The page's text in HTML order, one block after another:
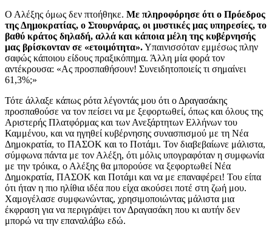
Ο Αλέξης όμως δεν πτοήθηκε. Με πληροφόρησε ότι ο Πρόεδρος
της Δημοκρατίας, ο Στουρνάρας, οι μυστικές μας υπηρεσίες, το
βαθύ κράτος δηλαδή, αλλά και κάποια μέλη της κυβέρνησής
μας βρίσκονταν σε «ετοιμότητα».Υπαινισσόταν εμμέσως πλην
σαφώς κάποιου είδους πραξικόπημα. Άλλη μία φορά τον
αντέκρουσα: «Ας προσπαθήσουν! Συνειδητοποιείς τι σημαίνει
61,3%;»
Τότε άλλαξε κάπως ρότα λέγοντάς μου ότι ο Δραγασάκης
προσπαθούσε να τον πείσει να με ξεφορτωθεί, όπως και όλους της
Αριστερής Πλατφόρμας και των Ανεξάρτητων Ελλήνων του
Καμμένου, και να ηγηθεί κυβέρνησης συνασπισμού με τη Νέα
Δημοκρατία, το ΠΑΣΟΚ και το Ποτάμι. Τον διαβεβαίωνε μάλιστα,
σύμφωνα πάντα με τον Αλέξη, ότι μόλις υπογραφόταν η συμφωνία
με την τρόικα, ο Αλέξης θα μπορούσε να ξεφορτωθεί Νέα
Δημοκρατία, ΠΑΣΟΚ και Ποτάμι και να με επαναφέρει! Του είπα
ότι ήταν η πιο ηλίθια ιδέα που είχα ακούσει ποτέ στη ζωή μου.
Χαμογέλασε συμφωνώντας, χρησιμοποιώντας μάλιστα μια
έκφραση για να περιγράψει τον Δραγασάκη που κι αυτήν δεν
μπορώ να την επαναλάβω εδώ.